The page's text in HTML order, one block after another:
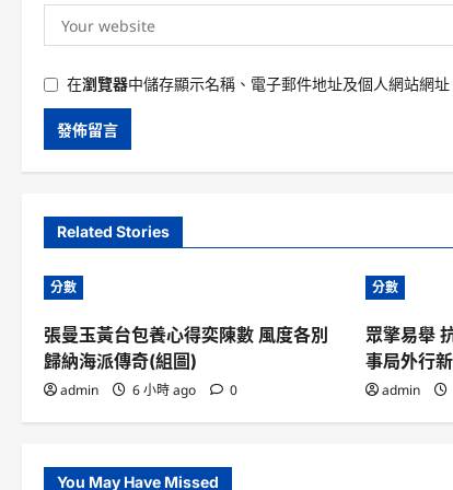
在瀏覽器中儲存顯示名稱、電子郵件地址及個人網站網
Related Stories
分數
張曼玉黃台包養心得奕陳數 風度各別
歸納海派傳奇(組圖)
admin 6 小時 ago 0
分數
眾擎易舉
事局外行
admin
You May Have Missed